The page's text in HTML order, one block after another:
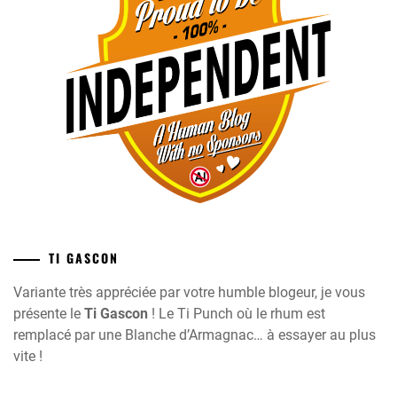
TI GASCON
Variante très appréciée par votre humble blogeur, je vous
présente le Ti Gascon ! Le Ti Punch où le rhum est
remplacé par une Blanche d’Armagnac… à essayer au plus
vite !